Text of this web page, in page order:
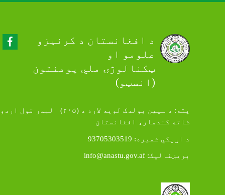
د افغانستان د کرنیزو
علومو او
ټکنالوژۍ ملي پوهنتون
(انسټو)
Facebook
پته: د سپین بولدک لویه لاره د (۲۰۵) البدر قول اردو
شاته کندهار، افغانستان
د اړيکي شمیره: 93705303519
بريښناليک: info@anastu.gov.af